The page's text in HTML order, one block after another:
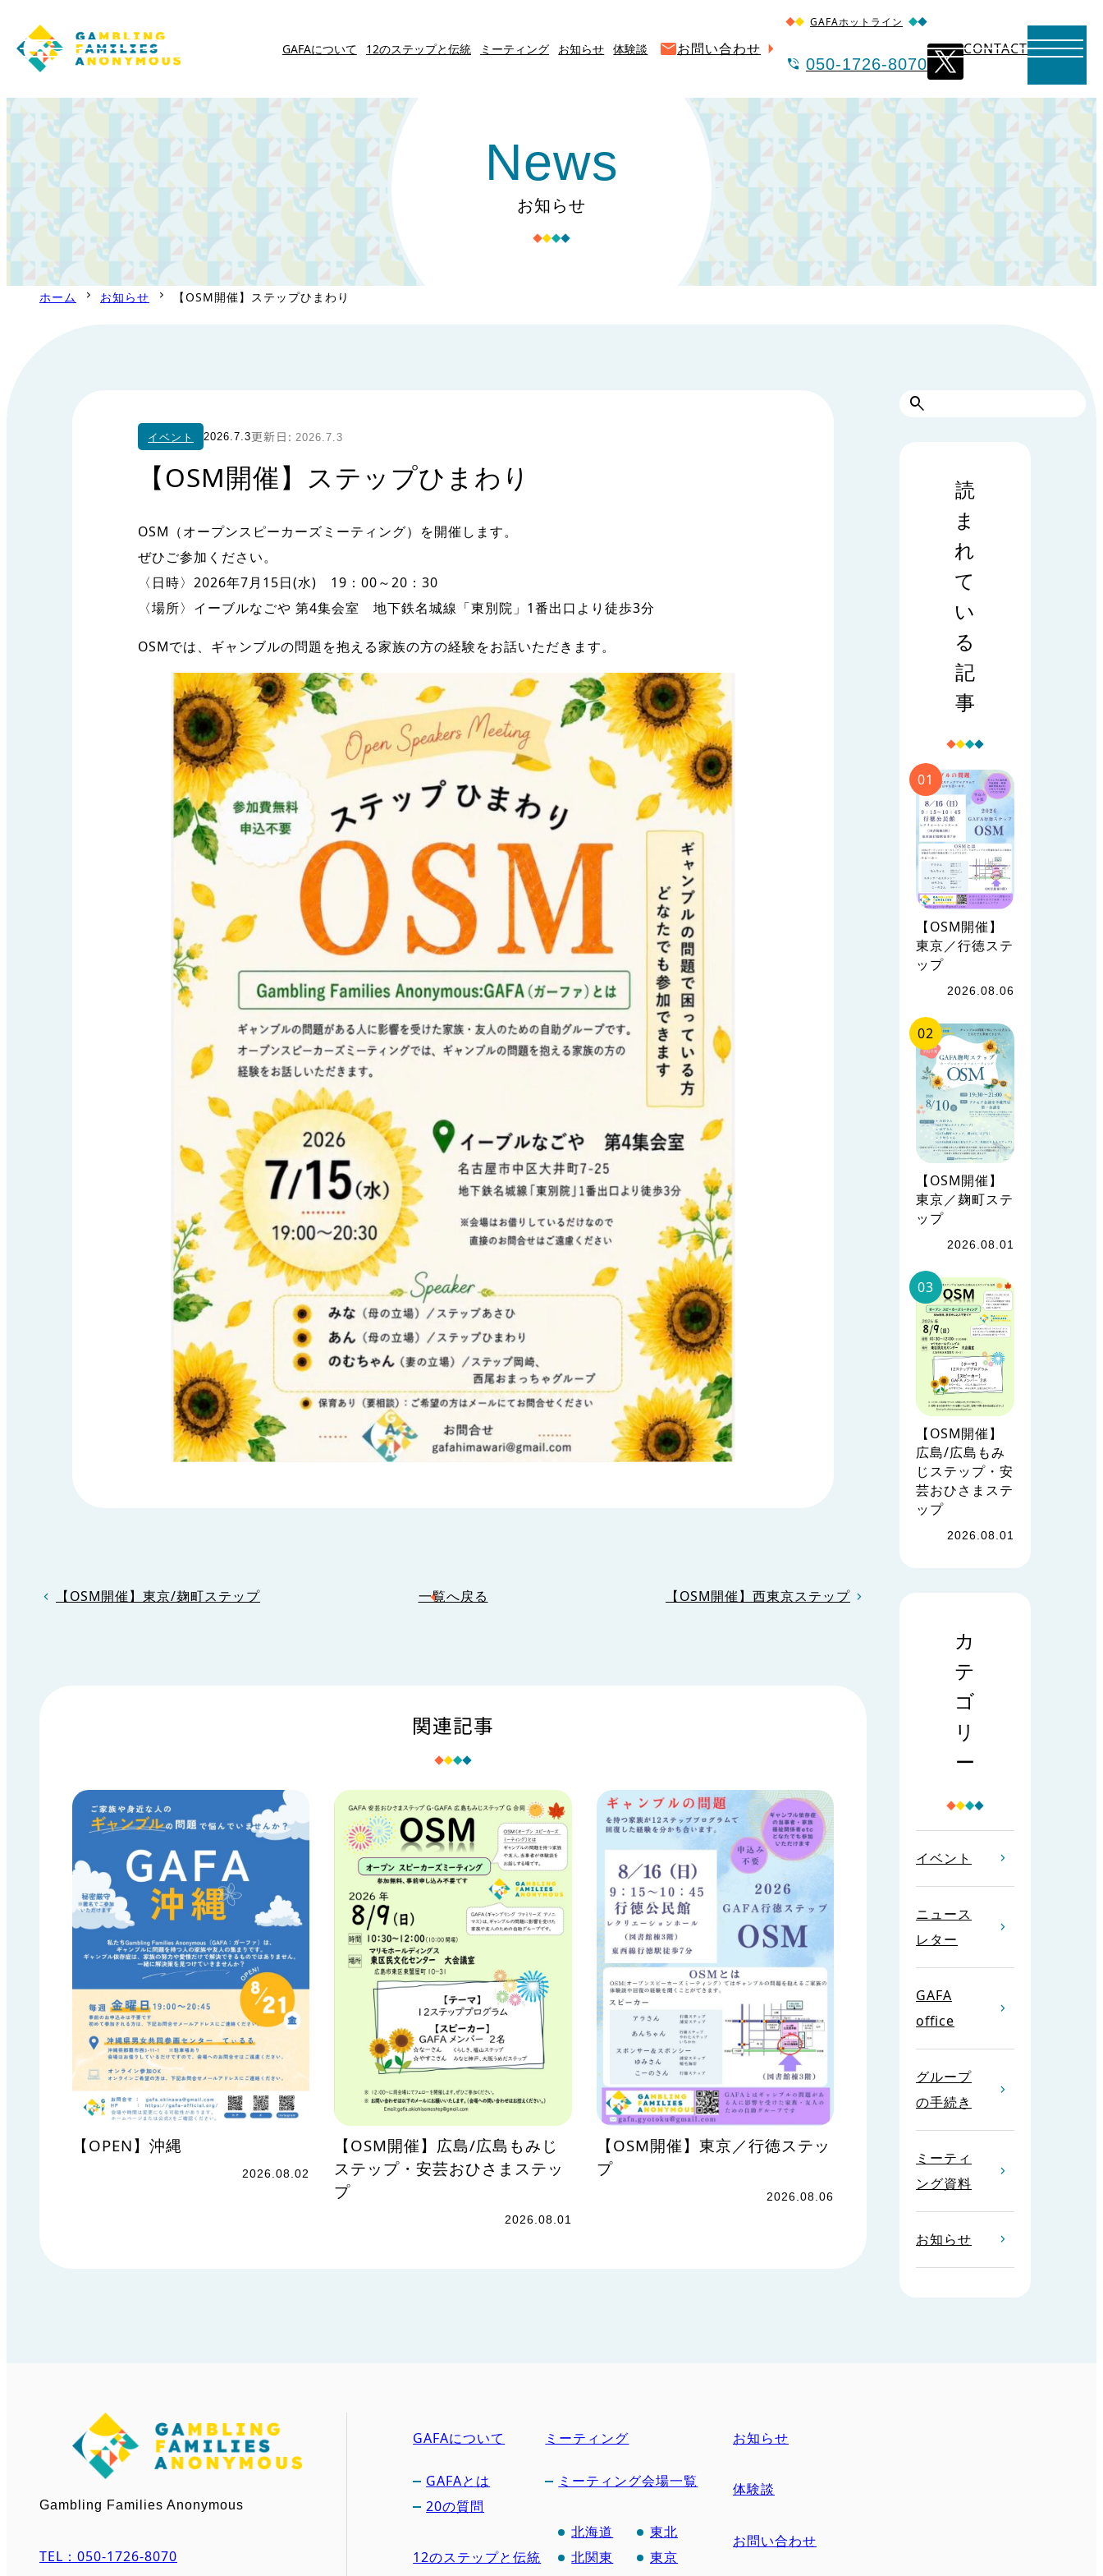
内
を
キ
プ
GAFAについて 12のステップと伝統 ミーティング お知らせ 体験談 お問い合わせ
GAFAホットライン
050-1726-8070
CONTACT
News
お知らせ
ホーム お知らせ 【OSM開催】ステップひまわり
イベント 2026.7.3 2026.7.3
【OSM開催】ステップひまわり
OSM（オープンスピーカーズミーティング）を開催します。
ぜひご参加ください。
〈日時〉2026年7月15日(水) 19：00～20：30
〈場所〉イーブルなごや 第4集会室 地下鉄名城線「東別院」1番出口より徒歩3分
OSMでは、ギャンブルの問題を抱える家族の方の経験をお話いただきます。
【OSM開催】東京/麹町ステップ 一覧へ戻る 【OSM開催】西東京ステップ
関連記事
【OPEN】沖縄
2026.08.02
【OSM開催】広島/広島もみじ
ステップ・安芸おひさまステッ
プ
2026.08.01
【OSM開催】東京／行徳ステッ
プ
2026.08.06
検
読
ま
れ
て
い
る
記
事
【OSM開催】
東京／行徳ステ
ップ
2026.08.06
【OSM開催】
東京／麹町ステ
ップ
2026.08.01
【OSM開催】
広島/広島もみ
じステップ・安
芸おひさまステ
ップ
2026.08.01
カ
テ
ゴ
リ
ー
イベント
ニュース
レター
GAFA
office
グループ
の手続き
ミーティ
ング資料
お知らせ
Gambling Families Anonymous
TEL：050-1726-8070
GAFAについて
GAFAとは
20の質問
12のステップと伝統
ミーティング
ミーティング会場一覧
北海道
東北
北関東
東京
お知らせ
体験談
お問い合わせ